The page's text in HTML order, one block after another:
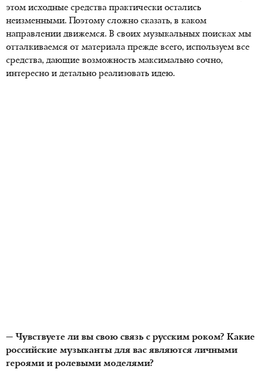
этом исходные средства практически остались
неизменными. Поэтому сложно сказать, в каком
направлении движемся. В своих музыкальных поисках мы
отталкиваемся от материала прежде всего, используем все
средства, дающие возможность максимально сочно,
интересно и детально реализовать идею.
— Чувствуете ли вы свою связь с русским роком? Какие
российские музыканты для вас являются личными
героями и ролевыми моделями?